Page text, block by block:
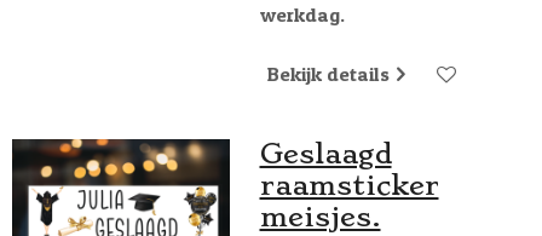
werkdag.
Bekijk details
Geslaagd
raamsticker
meisjes.